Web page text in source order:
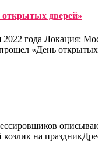
дверей»
2022 года Локация:
«День
на